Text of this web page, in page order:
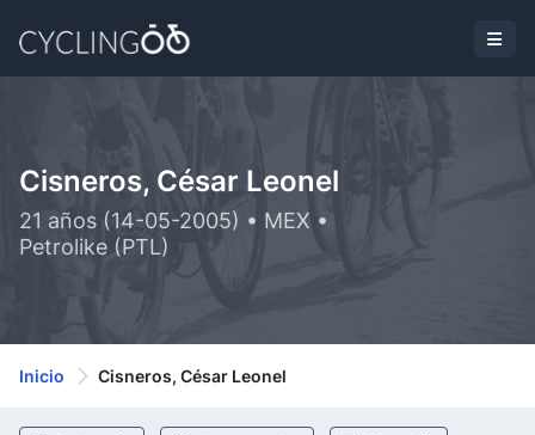
Cisneros, César Leonel
21 años (14-05-2005) • MEX •
Petrolike (PTL)
Inicio Cisneros, César Leonel